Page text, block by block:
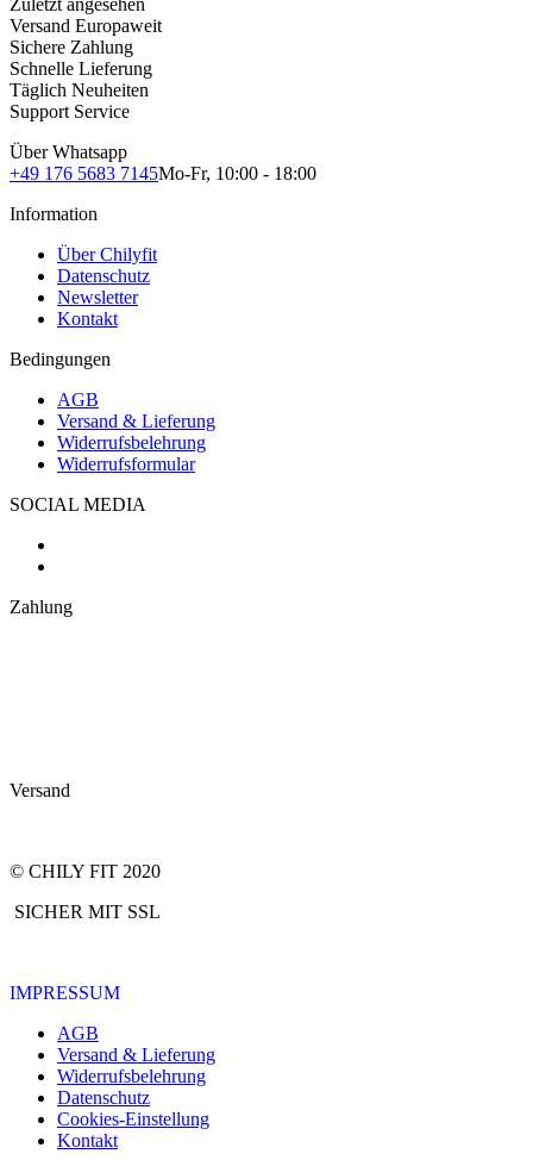
Versand Europaweit
Sichere Zahlung
Schnelle Lieferung
Täglich Neuheiten
Support Service
Über Whatsapp
+49 176 5683 7145Mo-Fr, 10:00 - 18:00
Information
Über Chilyfit
Datenschutz
Newsletter
Kontakt
Bedingungen
AGB
Versand & Lieferung
Widerrufsbelehrung
Widerrufsformular
SOCIAL MEDIA
Zahlung
Versand
© CHILY FIT 2020
SICHER MIT SSL
IMPRESSUM
AGB
Versand & Lieferung
Widerrufsbelehrung
Datenschutz
Cookies-Einstellung
Kontakt